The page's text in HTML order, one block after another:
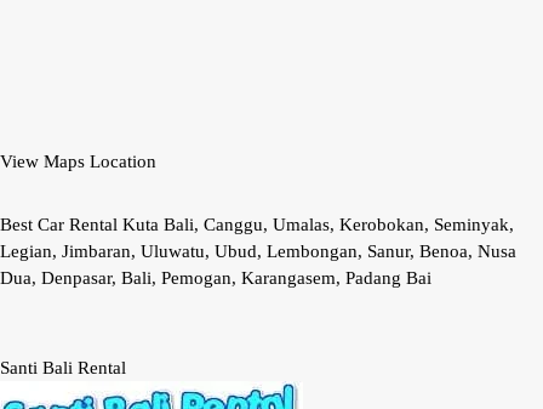
View Maps Location
Best Car Rental Kuta Bali, Canggu, Umalas, Kerobokan, Seminyak,
Legian, Jimbaran, Uluwatu, Ubud, Lembongan, Sanur, Benoa, Nusa
Dua, Denpasar, Bali, Pemogan, Karangasem, Padang Bai
Santi Bali Rental